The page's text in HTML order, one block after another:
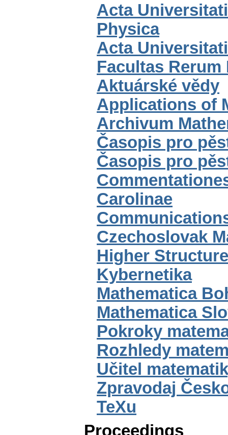
Acta
Physica
Acta
Facultas
Aktuárské vědy
Applications of
Archivum
Časopis pro
Časopis pro
Carolinae
Czechoslovak
Higher
Kybernetika
Mathematica
Mathematica
Pokroky
Rozhledy
Učitel
Zpravodaj
TeXu
Proceedings